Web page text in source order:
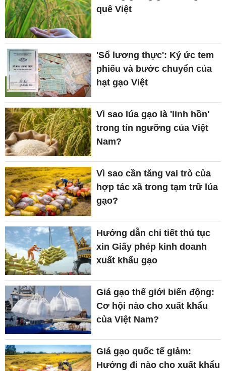
quê Việt
'Sổ lương thực': Ký ức tem
phiếu và bước chuyển của
hạt gạo Việt
Vì sao lúa gạo là 'linh hồn'
trong tín ngưỡng của Việt
Nam?
Vì sao cần tăng vai trò của
hợp tác xã trong tạm trữ lúa
gạo?
Hướng dẫn chi tiết thủ tục
xin Giấy phép kinh doanh
xuất khẩu gạo
Giá gạo thế giới biến động:
Cơ hội nào cho xuất khẩu
của Việt Nam?
Giá gạo quốc tế giảm:
Hướng đi nào cho xuất khẩu